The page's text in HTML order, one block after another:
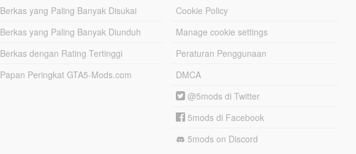
Berkas yang Paling Banyak Disukai
Berkas yang Paling Banyak Diunduh
Berkas dengan Rating Tertinggi
Papan Peringkat GTA5-Mods.com
Cookie Policy
Manage cookie settings
Peraturan Penggunaan
DMCA
@5mods di Twitter
5mods di Facebook
5mods on Discord